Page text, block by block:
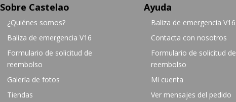
Sobre Castelao
¿Quiénes somos?
Baliza de emergencia V16
Formulario de solicitud de
reembolso
Galería de fotos
Tiendas
Ayuda
Baliza de emergencia V16
Contacta con nosotros
Formulario de solicitud de
reembolso
Mi cuenta
Ver mensajes del pedido